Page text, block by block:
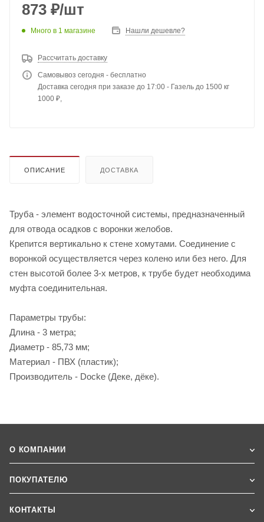
873 ₽/шт
Много в 1 магазине Нашли дешевле?
Рассчитать доставку
Самовывоз сегодня - бесплатно
Доставка сегодня при заказе до 17:00 - Газель до 1500 кг
1000 ₽,
ОПИСАНИЕ ДОСТАВКА
Труба - элемент водосточной системы, предназначенный
для отвода осадков с воронки желобов.
Крепится вертикально к стене хомутами. Соединение с
воронкой осуществляется через колено или без него. Для
стен высотой более 3-х метров, к трубе будет необходима
муфта соединительная.
Параметры трубы:
Длина - 3 метра;
Диаметр - 85,73 мм;
Материал - ПВХ (пластик);
Производитель - Docke (Деке, дёке).
О КОМПАНИИ
ПОКУПАТЕЛЮ
КОНТАКТЫ